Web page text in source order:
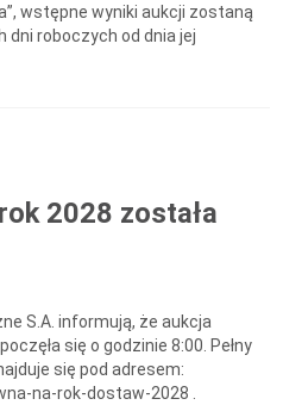
wstępne wyniki aukcji zostaną
roboczych od dnia jej
2028 została
S.A. informują, że aukcja
się o godzinie 8:00. Pełny
się pod adresem:
na-rok-dostaw-2028 .